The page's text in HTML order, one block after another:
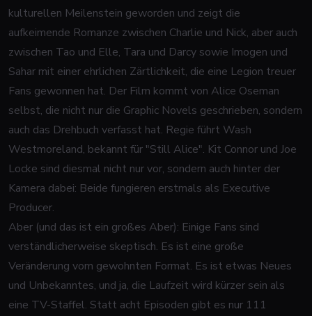
kulturellen Meilenstein geworden und zeigt die
aufkeimende Romanze zwischen Charlie und Nick, aber auch
zwischen Tao und Elle, Tara und Darcy sowie Imogen und
Sahar mit einer ehrlichen Zärtlichkeit, die eine Legion treuer
Fans gewonnen hat. Der Film kommt von Alice Oseman
selbst, die nicht nur die Graphic Novels geschrieben, sondern
auch das Drehbuch verfasst hat. Regie führt Wash
Westmoreland, bekannt für "Still Alice". Kit Connor und Joe
Locke sind diesmal nicht nur vor, sondern auch hinter der
Kamera dabei: Beide fungieren erstmals als Executive
Producer.
Aber (und das ist ein großes Aber): Einige Fans sind
verständlicherweise skeptisch. Es ist eine große
Veränderung vom gewohnten Format. Es ist etwas Neues
und Unbekanntes, und ja, die Laufzeit wird kürzer sein als
eine TV-Staffel. Statt acht Episoden gibt es nur 111